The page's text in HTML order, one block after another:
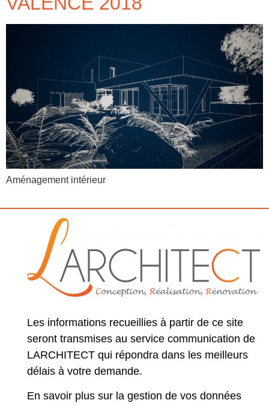
Aménagement intérieur
Les informations recueillies à partir de ce site
seront transmises au service communication de
LARCHITECT qui répondra dans les meilleurs
délais à votre demande.
En savoir plus sur la gestion de vos données